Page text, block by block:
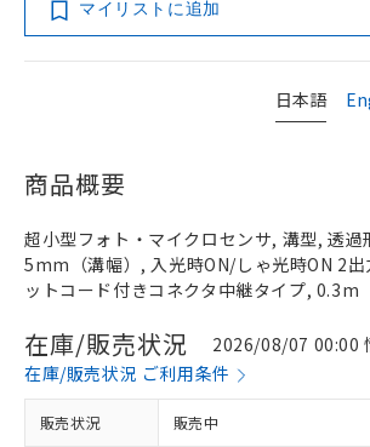
マイリストに追加
日本語
商品概要
超小型フォト・マイクロセンサ, 溝型, 透過
5mm（溝幅）, 入光時ON/しゃ光時ON 2出
ットコード付きコネクタ中継タイプ, 0.3m
在庫/販売状況
2026/08/07 00:00
在庫/販売状況 ご利用条件
販売状況 販売中